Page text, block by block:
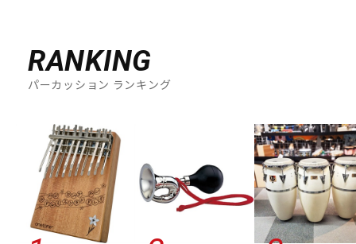
RANKING
パーカッション ランキング